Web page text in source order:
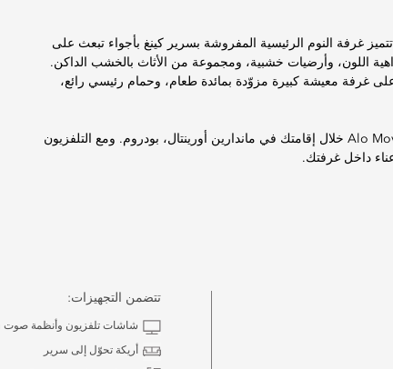
غرفة النوم الرئيسية المفروشة بسرير كينغ بأجواء تبعث على
اللون، وأرضيات خشبية، ومجموعة من الأثاث بالخشب الداكن.
غرفة معيشة كبيرة مزوّدة بمائدة طعام، وحمام رئيسي رائع،
يسعدنا، بالشراكة مع Alo Yoga، أن نوفر لك إمكانية الدخول على تطبيق Alo Moves خلال إقامتك في ماندارين أورينتال، بودروم. ومع التلفزيون
داخل غرفتك.
تتضمن التجهيزات:
شاشات تلفزيون وأنظمة صوت Bang & Olufsen
أريكة تحوّل إلى سرير